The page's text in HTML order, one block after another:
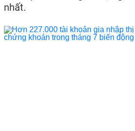
nhất.